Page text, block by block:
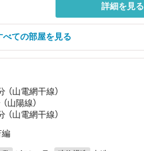
詳細を見る
ての部屋を見る
（山電網干線）
山陽線）
（山電網干線）
編